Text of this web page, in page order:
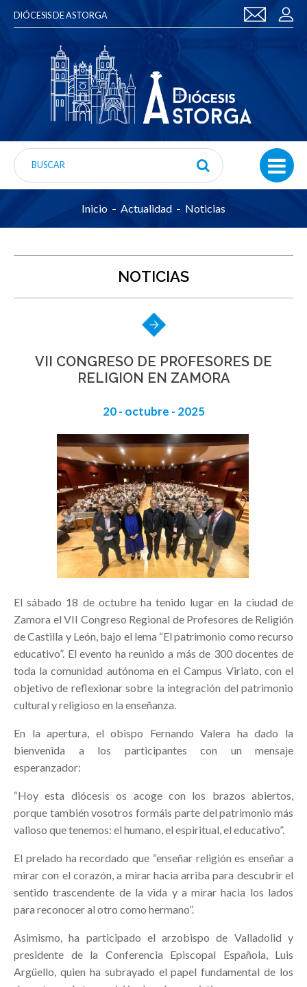
DIÓCESIS DE ASTORGA
Inicio Actualidad Noticias
NOTICIAS
VII CONGRESO DE PROFESORES DE
RELIGION EN ZAMORA
20 - octubre - 2025
El sábado 18 de octubre ha tenido lugar en la ciudad de
Zamora el VII Congreso Regional de Profesores de Religión
de Castilla y León, bajo el lema “El patrimonio como recurso
educativo”. El evento ha reunido a más de 300 docentes de
toda la comunidad autónoma en el Campus Viriato, con el
objetivo de reflexionar sobre la integración del patrimonio
cultural y religioso en la enseñanza.
En la apertura, el obispo Fernando Valera ha dado la
bienvenida a los participantes con un mensaje
esperanzador:
“Hoy esta diócesis os acoge con los brazos abiertos,
porque también vosotros formáis parte del patrimonio más
valioso que tenemos: el humano, el espiritual, el educativo”.
El prelado ha recordado que “enseñar religión es enseñar a
mirar con el corazón, a mirar hacia arriba para descubrir el
sentido trascendente de la vida y a mirar hacia los lados
para reconocer al otro como hermano”.
Asimismo, ha participado el arzobispo de Valladolid y
presidente de la Conferencia Episcopal Española, Luis
Argüello, quien ha subrayado el papel fundamental de los